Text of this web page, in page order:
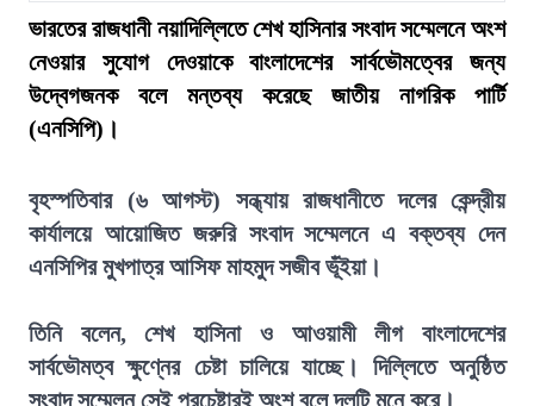
ভারতের রাজধানী নয়াদিল্লিতে শেখ হাসিনার সংবাদ সম্মেলনে অংশ
নেওয়ার সুযোগ দেওয়াকে বাংলাদেশের সার্বভৌমত্বের জন্য
উদ্বেগজনক বলে মন্তব্য করেছে জাতীয় নাগরিক পার্টি
(এনসিপি)।
বৃহস্পতিবার (৬ আগস্ট) সন্ধ্যায় রাজধানীতে দলের কেন্দ্রীয়
কার্যালয়ে আয়োজিত জরুরি সংবাদ সম্মেলনে এ বক্তব্য দেন
এনসিপির মুখপাত্র আসিফ মাহমুদ সজীব ভূঁইয়া।
তিনি বলেন, শেখ হাসিনা ও আওয়ামী লীগ বাংলাদেশের
সার্বভৌমত্ব ক্ষুণ্নের চেষ্টা চালিয়ে যাচ্ছে। দিল্লিতে অনুষ্ঠিত
সংবাদ সম্মেলন সেই প্রচেষ্টারই অংশ বলে দলটি মনে করে।